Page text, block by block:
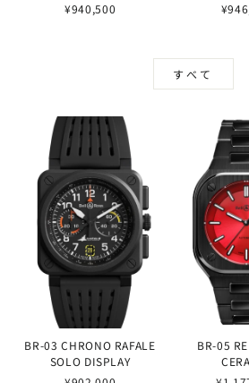
¥940,500
すべて
BR-03 CHRONO RAFALE
SOLO DISPLAY
BR-05